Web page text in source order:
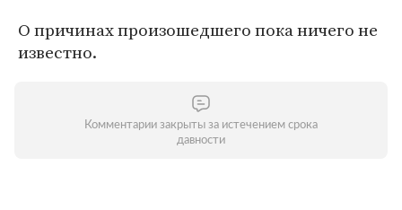
О причинах произошедшего пока ничего не
известно.
Комментарии закрыты за истечением срока
давности